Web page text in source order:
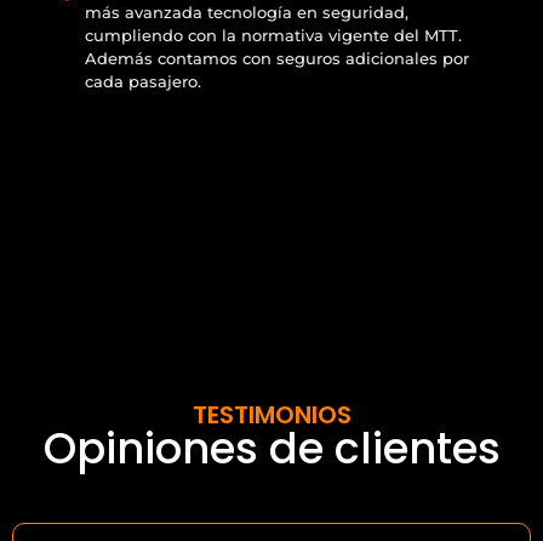
más avanzada tecnología en seguridad,
cumpliendo con la normativa vigente del MTT.
Además contamos con seguros adicionales por
cada pasajero.
TESTIMONIOS
Opiniones de clientes